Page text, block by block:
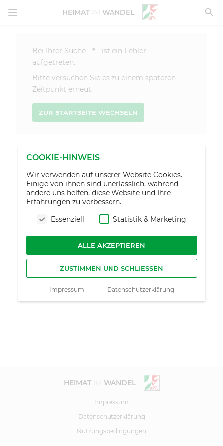
MENÜ ÖFFNENHEIMAT WANDEL
Bei Ihrer Suche - * - ist ein Fehler
aufgetreten.
Bitte versuchen Sie es zu einem späteren
Zeitpunkt erneut.
ZUR STARTSEITE WECHSELN
HEIMAT WANDEL
Impressum
Datenschutzerklärung
Nutzungsbedingungen
COOKIE-HINWEIS
Wir verwenden auf unserer Website Cookies.
Einige von ihnen sind unerlässlich, während
andere uns helfen, diese Website und Ihre
Erfahrungen zu verbessern.
Essenziell
Statistik & Marketing
ALLE AKZEPTIEREN
ZUSTIMMEN UND SCHLIESSEN
Impressum Datenschutzerklärung